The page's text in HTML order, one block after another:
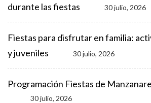
durante las fiestas
30 julio, 2026
Fiestas para disfrutar en familia:
y juveniles
30 julio, 2026
Programación Fiestas de
30 julio, 2026